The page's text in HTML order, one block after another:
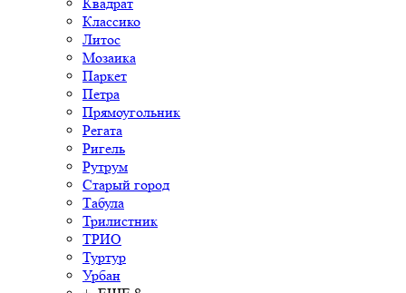
Классико
Литос
Мозаика
Паркет
Петра
Прямоугольник
Регата
Ригель
Рутрум
Старый город
Табула
Трилистник
ТРИО
Туртур
Урбан